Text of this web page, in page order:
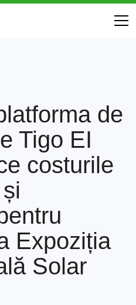
de
Tigo EI
costurile
Expoziția
Solar